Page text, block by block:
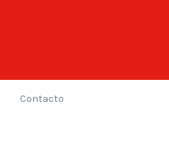
Contacto